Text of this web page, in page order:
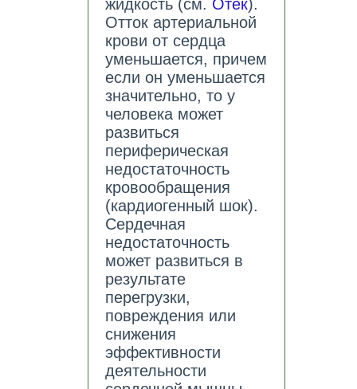
жидкость (см. Отек).
Отток артериальной
крови от сердца
уменьшается, причем
если он уменьшается
значительно, то у
человека может
развиться
периферическая
недостаточность
кровообращения
(кардиогенный шок).
Сердечная
недостаточность
может развиться в
результате
перегрузки,
повреждения или
снижения
эффективности
деятельности